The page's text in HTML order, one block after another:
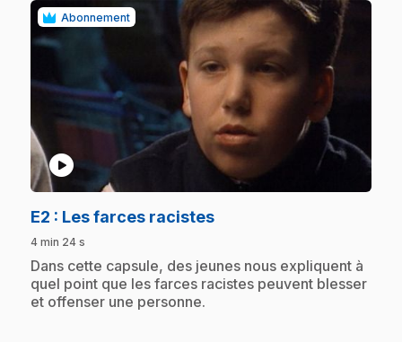
Abonnement
play_circle
E2 : Les farces racistes.
4 min 24 s
.Dans cette capsule, des jeunes nous expliquent à
quel point que les farces racistes peuvent blesser
et offenser une personne.